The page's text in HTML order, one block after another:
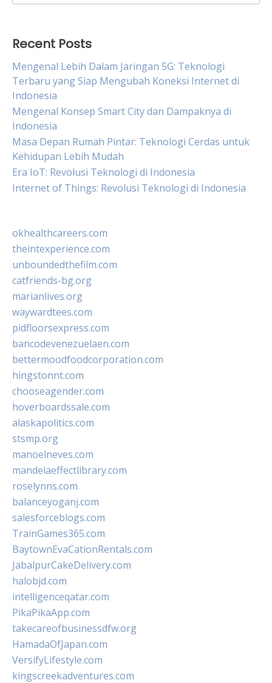
for:
Recent Posts
Mengenal Lebih Dalam Jaringan 5G: Teknologi
Terbaru yang Siap Mengubah Koneksi Internet di
Indonesia
Mengenal Konsep Smart City dan Dampaknya di
Indonesia
Masa Depan Rumah Pintar: Teknologi Cerdas untuk
Kehidupan Lebih Mudah
Era IoT: Revolusi Teknologi di Indonesia
Internet of Things: Revolusi Teknologi di Indonesia
okhealthcareers.com
theintexperience.com
unboundedthefilm.com
catfriends-bg.org
marianlives.org
waywardtees.com
pidfloorsexpress.com
bancodevenezuelaen.com
bettermoodfoodcorporation.com
hingstonnt.com
chooseagender.com
hoverboardssale.com
alaskapolitics.com
stsmp.org
manoelneves.com
mandelaeffectlibrary.com
roselynns.com
balanceyoganj.com
salesforceblogs.com
TrainGames365.com
BaytownEvaCationRentals.com
JabalpurCakeDelivery.com
halobjd.com
intelligenceqatar.com
PikaPikaApp.com
takecareofbusinessdfw.org
HamadaOfJapan.com
VersifyLifestyle.com
kingscreekadventures.com